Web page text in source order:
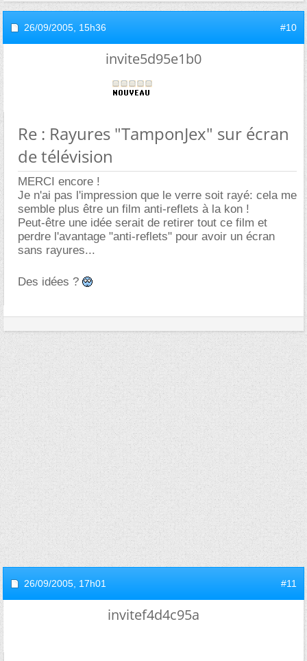
26/09/2005, 15h36 #10
invite5d95e1b0
Re : Rayures "TamponJex" sur écran
de télévision
MERCI encore !
Je n'ai pas l'impression que le verre soit rayé: cela me
semble plus être un film anti-reflets à la kon !
Peut-être une idée serait de retirer tout ce film et
perdre l'avantage "anti-reflets" pour avoir un écran
sans rayures...
Des idées ?
26/09/2005, 17h01 #11
invitef4d4c95a